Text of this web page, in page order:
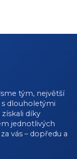
tým, největší
dlouholetými
díky
jednotlivých
vás – dopředu a